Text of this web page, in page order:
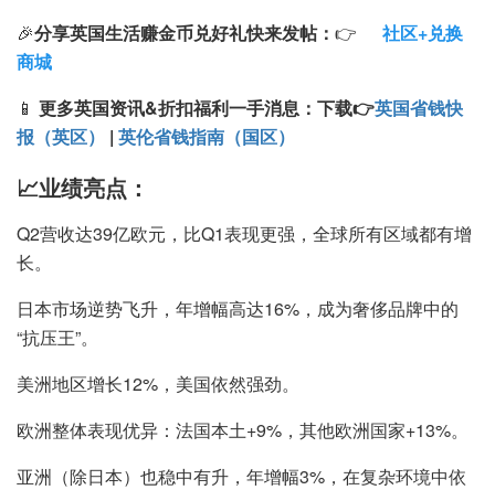
🎉分享英国生活赚金币兑好礼快来发帖： 👉
社区+兑换
商城
📱 更多英国资讯&折扣福利一手消息： 下载👉英国省钱快
报（英区）
| 英伦省钱指南（国区）
📈业绩亮点：
Q2营收达39亿欧元，比Q1表现更强，全球所有区域都有增
长。
日本市场逆势飞升，年增幅高达16%，成为奢侈品牌中的
“抗压王”。
美洲地区增长12%，美国依然强劲。
欧洲整体表现优异：法国本土+9%，其他欧洲国家+13%。
亚洲（除日本）也稳中有升，年增幅3%，在复杂环境中依